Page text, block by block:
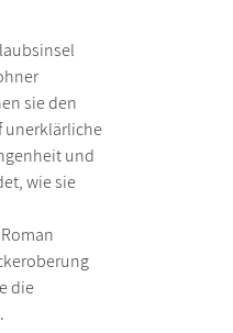
sie den
unerklärliche
und
wie sie
die